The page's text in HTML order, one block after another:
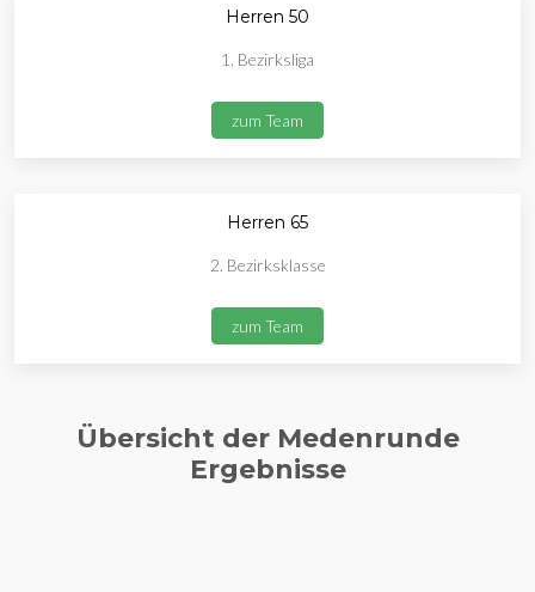
Herren 50
1. Bezirksliga
zum Team
Herren 65
2. Bezirksklasse
zum Team
Übersicht der Medenrunde
Ergebnisse